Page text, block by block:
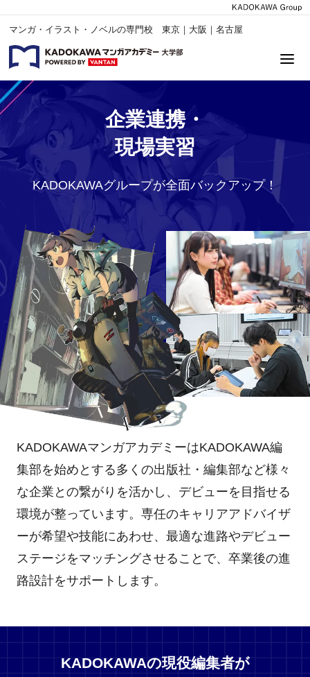
マンガ・イラスト・ノベルの専門校 東京｜大阪｜名古屋
企業連携・
現場実習
KADOKAWAグループが全面バックアップ！
KADOKAWAマンガアカデミーはKADOKAWA編
集部を始めとする多くの出版社・編集部など様々
な企業との繋がりを活かし、デビューを目指せる
環境が整っています。専任のキャリアアドバイザ
ーが希望や技能にあわせ、最適な進路やデビュー
ステージをマッチングさせることで、卒業後の進
路設計をサポートします。
KADOKAWAの現役編集者が